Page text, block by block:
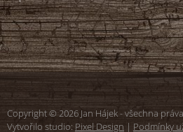
Copyright © 2026 Jan Hájek - všechna
Vytvořilo studio: Pixel Design | Podmínky